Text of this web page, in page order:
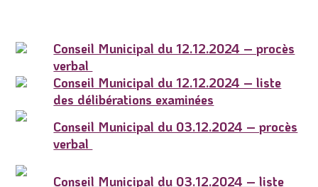
Conseil Municipal du 12.12.2024 – procès
verbal
Conseil Municipal du 12.12.2024 – liste
des délibérations examinées
Conseil Municipal du 03.12.2024 – procès
verbal
Conseil Municipal du 03.12.2024 – liste